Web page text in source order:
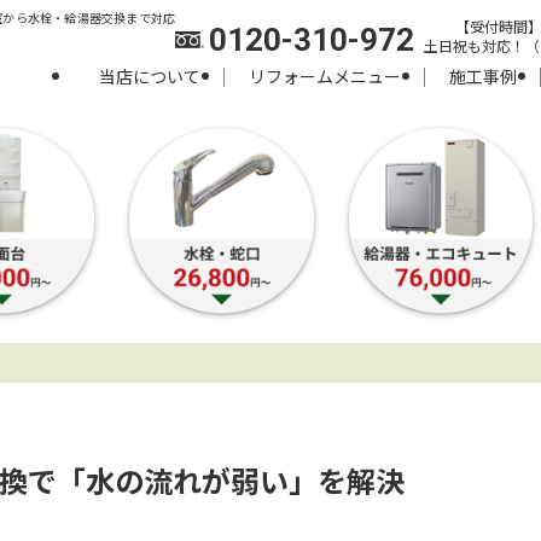
ら水栓・給湯器交換まで対応
当店について リフォームメニュー 施工事例
0120-310-972
【受付時間
土日祝も対応！
で「水の流れが弱い」を解決